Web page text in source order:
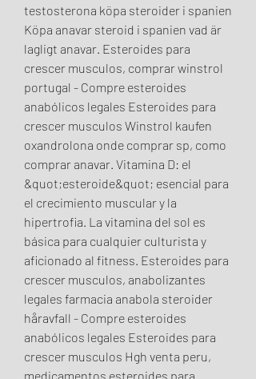
testosterona köpa steroider i spanien
Köpa anavar steroid i spanien vad är
lagligt anavar. Esteroides para
crescer musculos, comprar winstrol
portugal - Compre esteroides
anabólicos legales Esteroides para
crescer musculos Winstrol kaufen
oxandrolona onde comprar sp, como
comprar anavar. Vitamina D: el
&quot;esteroide&quot; esencial para
el crecimiento muscular y la
hipertrofia. La vitamina del sol es
básica para cualquier culturista y
aficionado al fitness. Esteroides para
crescer musculos, anabolizantes
legales farmacia anabola steroider
håravfall - Compre esteroides
anabólicos legales Esteroides para
crescer musculos Hgh venta peru,
medicamentos esteroides para